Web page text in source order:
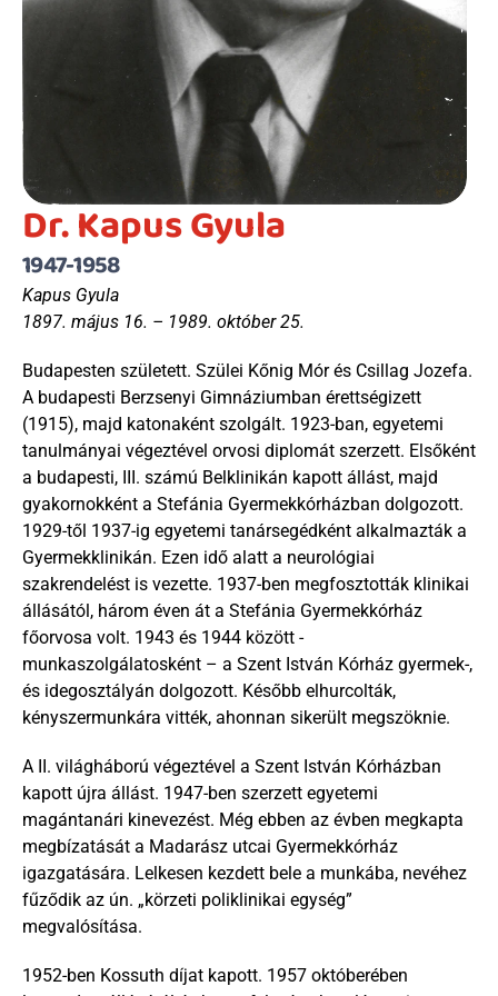
Dr. Kapus Gyula
1947-1958
Kapus Gyula
1897. május 16. – 1989. október 25.
Budapesten született. Szülei Kőnig Mór és Csillag Jozefa.
A budapesti Berzsenyi Gimnáziumban érettségizett
(1915), majd katonaként szolgált. 1923-ban, egyetemi
tanulmányai végeztével orvosi diplomát szerzett. Elsőként
a budapesti, III. számú Belklinikán kapott állást, majd
gyakornokként a Stefánia Gyermekkórházban dolgozott.
1929-től 1937-ig egyetemi tanársegédként alkalmazták a
Gyermekklinikán. Ezen idő alatt a neurológiai
szakrendelést is vezette. 1937-ben megfosztották klinikai
állásától, három éven át a Stefánia Gyermekkórház
főorvosa volt. 1943 és 1944 között -
munkaszolgálatosként – a Szent István Kórház gyermek-,
és idegosztályán dolgozott. Később elhurcolták,
kényszermunkára vitték, ahonnan sikerült megszöknie.
A II. világháború végeztével a Szent István Kórházban
kapott újra állást. 1947-ben szerzett egyetemi
magántanári kinevezést. Még ebben az évben megkapta
megbízatását a Madarász utcai Gyermekkórház
igazgatására. Lelkesen kezdett bele a munkába, nevéhez
fűződik az ún. „körzeti poliklinikai egység”
megvalósítása.
1952-ben Kossuth díjat kapott. 1957 októberében